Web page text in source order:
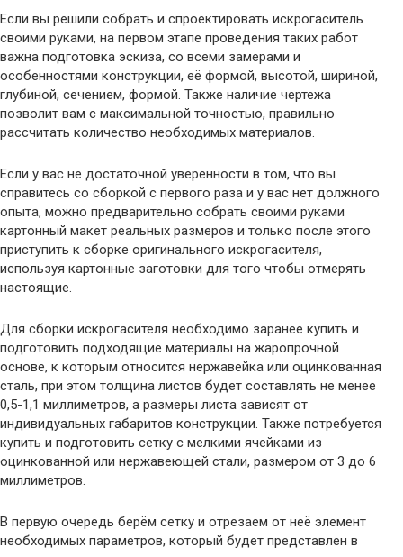
Если вы решили собрать и спроектировать искрогаситель
своими руками, на первом этапе проведения таких работ
важна подготовка эскиза, со всеми замерами и
особенностями конструкции, её формой, высотой, шириной,
глубиной, сечением, формой. Также наличие чертежа
позволит вам с максимальной точностью, правильно
рассчитать количество необходимых материалов.
Если у вас не достаточной уверенности в том, что вы
справитесь со сборкой с первого раза и у вас нет должного
опыта, можно предварительно собрать своими руками
картонный макет реальных размеров и только после этого
приступить к сборке оригинального искрогасителя,
используя картонные заготовки для того чтобы отмерять
настоящие.
Для сборки искрогасителя необходимо заранее купить и
подготовить подходящие материалы на жаропрочной
основе, к которым относится нержавейка или оцинкованная
сталь, при этом толщина листов будет составлять не менее
0,5-1,1 миллиметров, а размеры листа зависят от
индивидуальных габаритов конструкции. Также потребуется
купить и подготовить сетку с мелкими ячейками из
оцинкованной или нержавеющей стали, размером от 3 до 6
миллиметров.
В первую очередь берём сетку и отрезаем от неё элемент
необходимых параметров, который будет представлен в